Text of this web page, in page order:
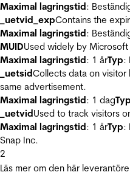
Maximal lagringstid:
_uetvid_expContains the
Maximal lagringstid:
MUIDUsed widely by Microsoft
Maximal lagringstid: 1 årTyp:
_uetsidCollects data on
same advertisement.
Maximal lagringstid: 1 dagTyp
_uetvidUsed to track visitors
Maximal lagringstid: 1 årTyp:
Snap Inc.
2
Läs mer om den här